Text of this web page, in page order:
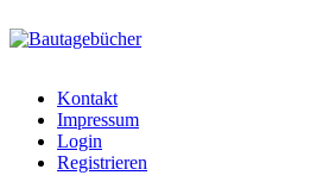
bautagebuch-
liste.de
Kontakt
Impressum
Login
Registrieren